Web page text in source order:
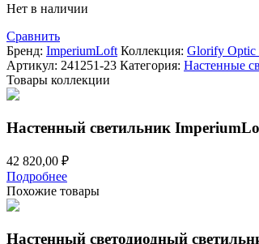
770,00 ₽.
Нет в наличии
Сравнить
Бренд: ImperiumLoft Коллекция: Glorify Optic
Артикул: 241251-23 Категория: Настенные
Товары коллекции
Настенный светильник
42 820,00 ₽
Подробнее
Похожие товары
Настенный светодиодный